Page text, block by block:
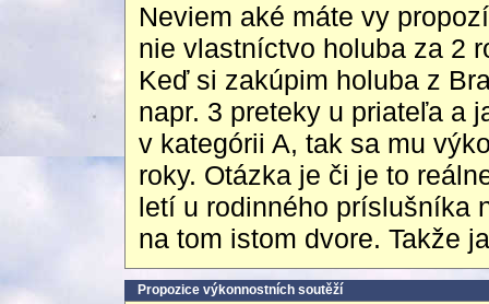
Neviem aké máte vy
nie vlastníctvo holuba za 2
Keď si zakúpim holuba z
napr. 3 preteky u priateľa a
v kategórii A, tak sa mu
roky. Otázka je či je to
letí u rodinného príslušníka
na tom istom dvore. Takže
Propozice výkonnostních soutěží